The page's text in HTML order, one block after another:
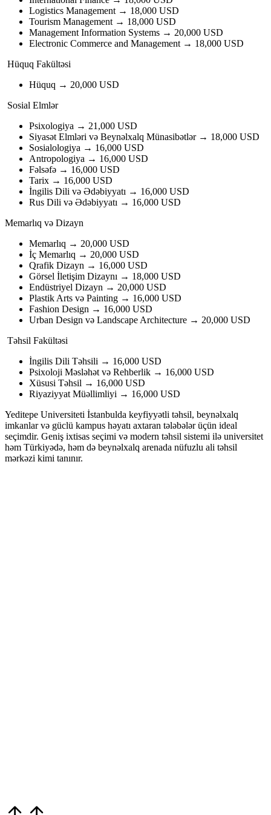
Logistics Management → 18,000 USD
Tourism Management → 18,000 USD
Management Information Systems → 20,000 USD
Electronic Commerce and Management → 18,000 USD
Hüquq Fakültəsi
Hüquq → 20,000 USD
Sosial Elmlər
Psixologiya → 21,000 USD
Siyasət Elmləri və Beynəlxalq Münasibətlər → 18,000 USD
Sosialologiya → 16,000 USD
Antropologiya → 16,000 USD
Fəlsəfə → 16,000 USD
Tarix → 16,000 USD
İngilis Dili və Ədəbiyyatı → 16,000 USD
Rus Dili və Ədəbiyyatı → 16,000 USD
Memarlıq və Dizayn
Memarlıq → 20,000 USD
İç Memarlıq → 20,000 USD
Qrafik Dizayn → 16,000 USD
Görsel İletişim Dizaynı → 18,000 USD
Endüstriyel Dizayn → 20,000 USD
Plastik Arts və Painting → 16,000 USD
Fashion Design → 16,000 USD
Urban Design və Landscape Architecture → 20,000 USD
Təhsil Fakültəsi
İngilis Dili Təhsili → 16,000 USD
Psixoloji Məsləhət və Rehberlik → 16,000 USD
Xüsusi Təhsil → 16,000 USD
Riyaziyyat Müəllimliyi → 16,000 USD
Yeditepe Universiteti İstanbulda keyfiyyətli təhsil, beynəlxalq
imkanlar və güclü kampus həyatı axtaran tələbələr üçün ideal
seçimdir. Geniş ixtisas seçimi və modern təhsil sistemi ilə universitet
həm Türkiyədə, həm də beynəlxalq arenada nüfuzlu ali təhsil
mərkəzi kimi tanınır.